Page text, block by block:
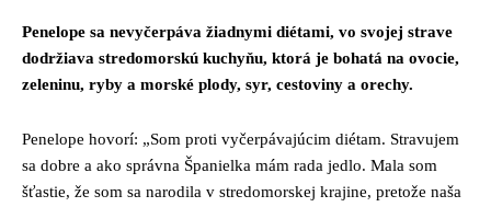
Penelope sa nevyčerpáva žiadnymi diétami, vo svojej strave
dodržiava stredomorskú kuchyňu, ktorá je bohatá na ovocie,
zeleninu, ryby a morské plody, syr, cestoviny a orechy.
Penelope hovorí: „Som proti vyčerpávajúcim diétam. Stravujem
sa dobre a ako správna Španielka mám rada jedlo. Mala som
šťastie, že som sa narodila v stredomorskej krajine, pretože naša